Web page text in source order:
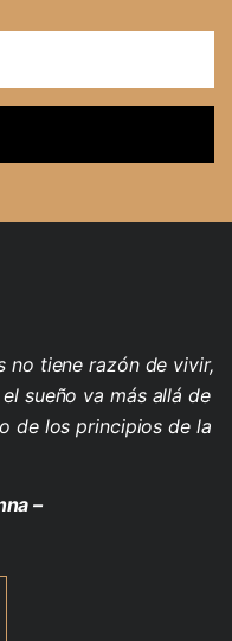
no tiene razón de vivir,
sueño va más allá de
de los principios de la
–